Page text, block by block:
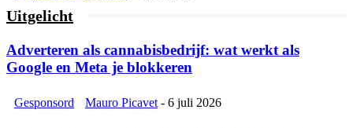
Uitgelicht
Adverteren als cannabisbedrijf: wat werkt als
Google en Meta je blokkeren
Gesponsord Mauro Picavet - 6 juli 2026